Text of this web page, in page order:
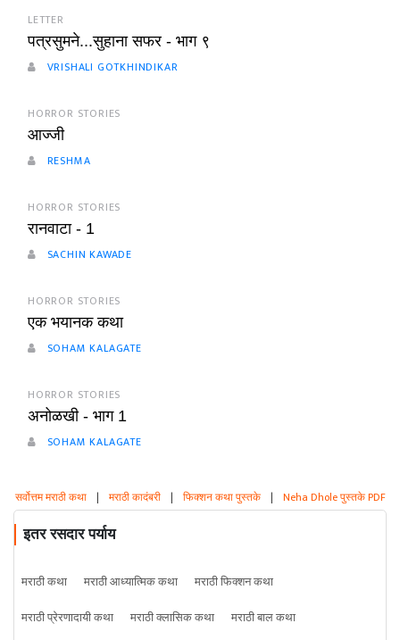
LETTER
पत्रसुमने...सुहाना सफर - भाग ९
VRISHALI GOTKHINDIKAR
HORROR STORIES
आज्जी
RESHMA
HORROR STORIES
रानवाटा - 1
SACHIN KAWADE
HORROR STORIES
एक भयानक कथा
SOHAM KALAGATE
HORROR STORIES
अनोळखी - भाग 1
SOHAM KALAGATE
सर्वोत्तम मराठी कथा | मराठी कादंबरी | फिक्शन कथा पुस्तके | Neha Dhole पुस्तके PDF
इतर रसदार पर्याय
मराठी कथा मराठी आध्यात्मिक कथा
मराठी फिक्शन कथा
मराठी प्रेरणादायी कथा
मराठी क्लासिक कथा
मराठी बाल कथा